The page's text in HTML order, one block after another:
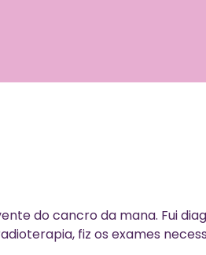
do cancro da mana. Fui
fiz os exames